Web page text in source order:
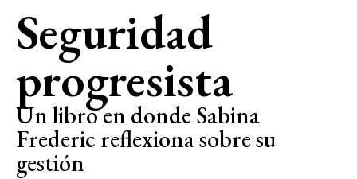
Seguridad
progresista
Un libro en donde Sabina
Frederic reflexiona sobre su
gestión